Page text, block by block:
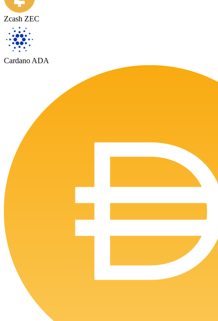
Zcash ZEC
Cardano ADA